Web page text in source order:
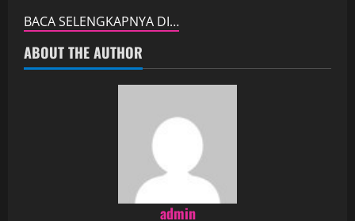
BACA SELENGKAPNYA DI…
ABOUT THE AUTHOR
admin